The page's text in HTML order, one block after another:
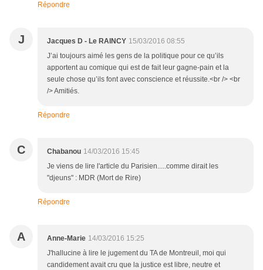
Répondre
J Jacques D - Le RAINCY 15/03/2016 08:55
J’ai toujours aimé les gens de la politique pour ce qu’ils
apportent au comique qui est de fait leur gagne-pain et la
seule chose qu’ils font avec conscience et réussite.<br /> <br
/> Amitiés.
Répondre
C Chabanou 14/03/2016 15:45
Je viens de lire l'article du Parisien.....comme dirait les
"djeuns" : MDR (Mort de Rire)
Répondre
A Anne-Marie 14/03/2016 15:25
J'hallucine à lire le jugement du TA de Montreuil, moi qui
candidement avait cru que la justice est libre, neutre et